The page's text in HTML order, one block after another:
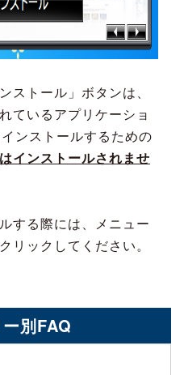
トール」ボタンは、
ているアプリケーショ
ンストールするための
インストールされませ
する際には、メニュー
リックしてください。
別FAQ